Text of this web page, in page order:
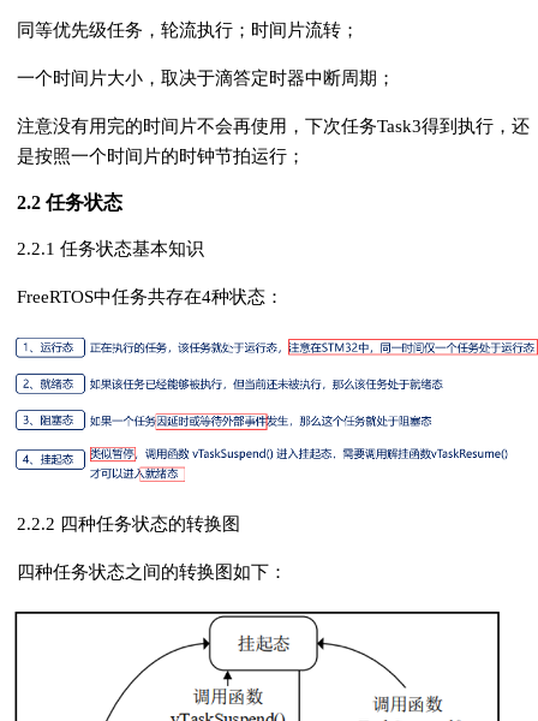
同等优先级任务，轮流执行；时间片流转；
一个时间片大小，取决于滴答定时器中断周期；
注意没有用完的时间片不会再使用，下次任务Task3得到执行，还
是按照一个时间片的时钟节拍运行；
2.2 任务状态
2.2.1 任务状态基本知识
FreeRTOS中任务共存在4种状态：
2.2.2 四种任务状态的转换图
四种任务状态之间的转换图如下：